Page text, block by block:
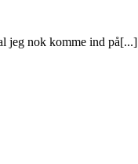
jeg nok komme ind på[...]